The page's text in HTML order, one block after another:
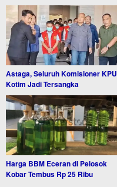
Astaga, Seluruh Komisioner KPU
Kotim Jadi Tersangka
Harga BBM Eceran di Pelosok
Kobar Tembus Rp 25 Ribu